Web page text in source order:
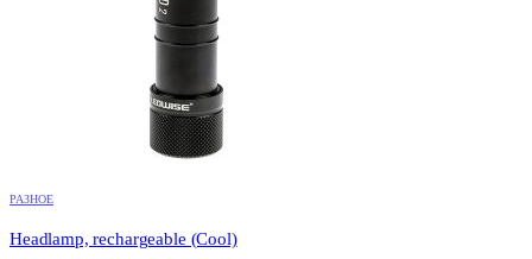
РАЗНОЕ
Headlamp, rechargeable (Cool)